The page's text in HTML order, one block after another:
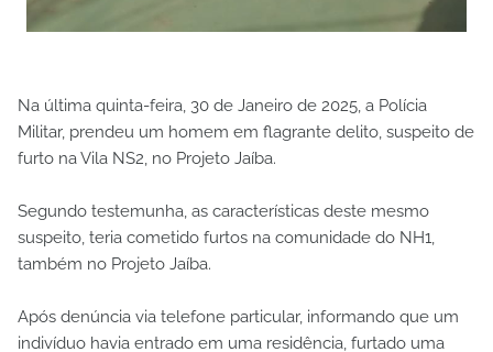
Na última quinta-feira, 30 de Janeiro de 2025, a Polícia
Militar, prendeu um homem em flagrante delito, suspeito de
furto na Vila NS2, no Projeto Jaíba.
Segundo testemunha, as características deste mesmo
suspeito, teria cometido furtos na comunidade do NH1,
também no Projeto Jaíba.
Após denúncia via telefone particular, informando que um
indivíduo havia entrado em uma residência, furtado uma